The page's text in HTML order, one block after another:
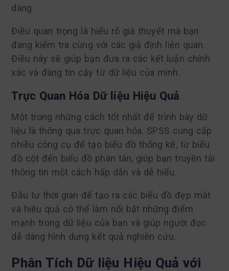
dàng.
Điều quan trọng là hiểu rõ giả thuyết mà bạn
đang kiểm tra cùng với các giả định liên quan.
Điều này sẽ giúp bạn đưa ra các kết luận chính
xác và đáng tin cậy từ dữ liệu của mình.
Trực Quan Hóa Dữ liệu Hiệu Quả
Một trong những cách tốt nhất để trình bày dữ
liệu là thông qua trực quan hóa. SPSS cung cấp
nhiều công cụ để tạo biểu đồ thống kê, từ biểu
đồ cột đến biểu đồ phân tán, giúp bạn truyền tải
thông tin một cách hấp dẫn và dễ hiểu.
Đầu tư thời gian để tạo ra các biểu đồ đẹp mắt
và hiệu quả có thể làm nổi bật những điểm
mạnh trong dữ liệu của bạn và giúp người đọc
dễ dàng hình dung kết quả nghiên cứu.
Phân Tích Dữ liệu Hiệu Quả với